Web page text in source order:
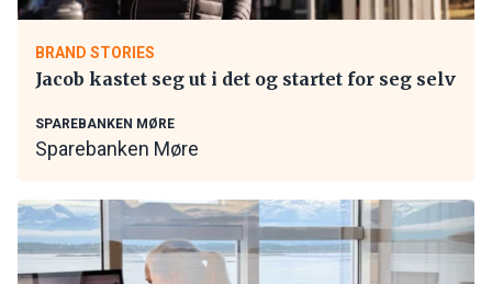
BRAND STORIES
Jacob kastet seg ut i det og startet for seg selv
SPAREBANKEN MØRE
Sparebanken Møre